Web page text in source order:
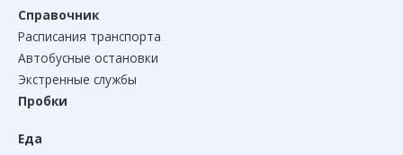
Справочник
Расписания транспорта
Автобусные остановки
Экстренные службы
Пробки
Еда